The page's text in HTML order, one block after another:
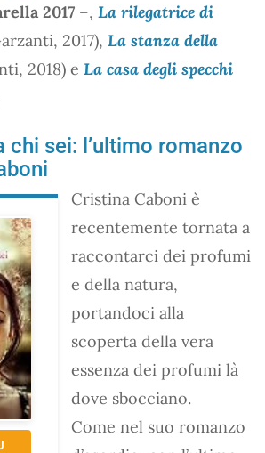
2017 –, La rilegatrice di
2017), La stanza della
2018) e La casa degli specchi
chi sei: l’ultimo romanzo
Cristina Caboni è
recentemente tornata a
raccontarci dei profumi
e della natura,
portandoci alla
scoperta della vera
essenza dei profumi là
dove sbocciano.
Come nel suo romanzo